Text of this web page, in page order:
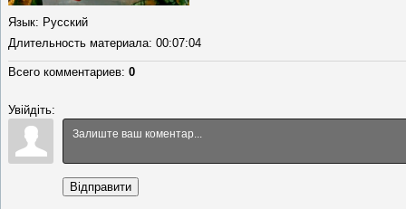
Язык: Русский
Длительность материала: 00:07:04
Всего комментариев: 0
Увійдіть:
Відправити